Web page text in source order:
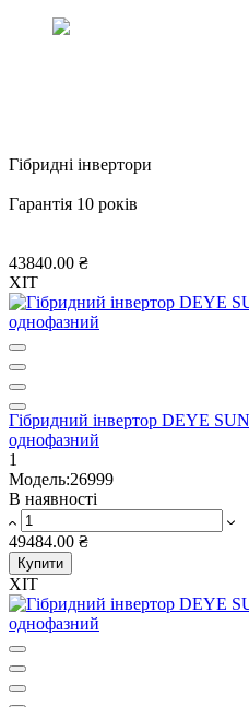
Гібридні інвертори
Гарантія 10 років
43840.00 ₴
ХІТ
Гібридний інвертор DEYE
однофазний
1
Модель:26999
В наявності
49484.00 ₴
Купити
ХІТ